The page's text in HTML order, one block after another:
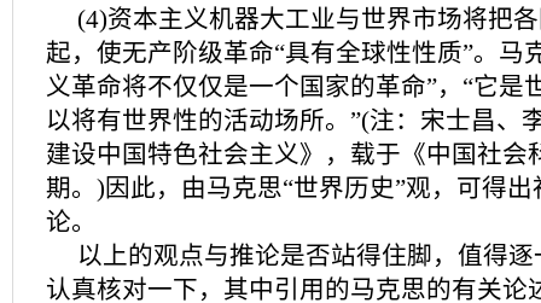
(4)资本主义机器大工业与世界市场将把
起，使无产阶级革命“具有全球性性质”。马
义革命将不仅仅是一个国家的革命”，“它是
以将有世界性的活动场所。”(注：宋士昌、
建设中国特色社会主义》，载于《中国社会
期。)因此，由马克思“世界历史”观，可得
论。
以上的观点与推论是否站得住脚，值得
认真核对一下，其中引用的马克思的有关论